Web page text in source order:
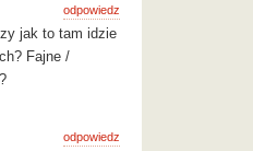
jak to tam idzie
Fajne /
odpowiedz
odpowiedz